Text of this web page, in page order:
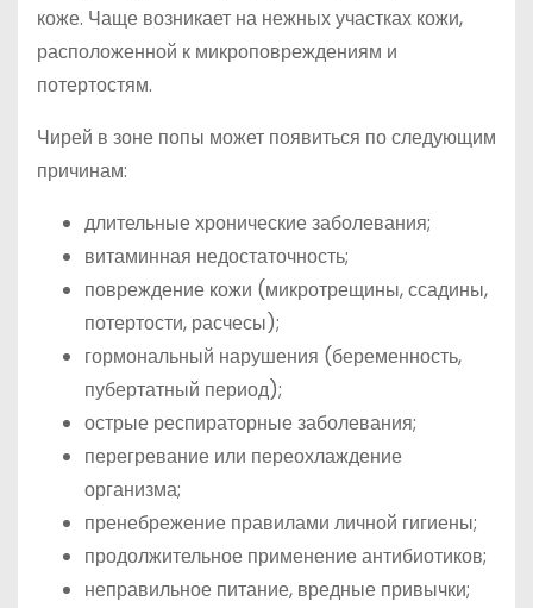
коже. Чаще возникает на нежных участках кожи,
расположенной к микроповреждениям и
потертостям.
Чирей в зоне попы может появиться по следующим
причинам:
длительные хронические заболевания;
витаминная недостаточность;
повреждение кожи (микротрещины, ссадины,
потертости, расчесы);
гормональный нарушения (беременность,
пубертатный период);
острые респираторные заболевания;
перегревание или переохлаждение
организма;
пренебрежение правилами личной гигиены;
продолжительное применение антибиотиков;
неправильное питание, вредные привычки;